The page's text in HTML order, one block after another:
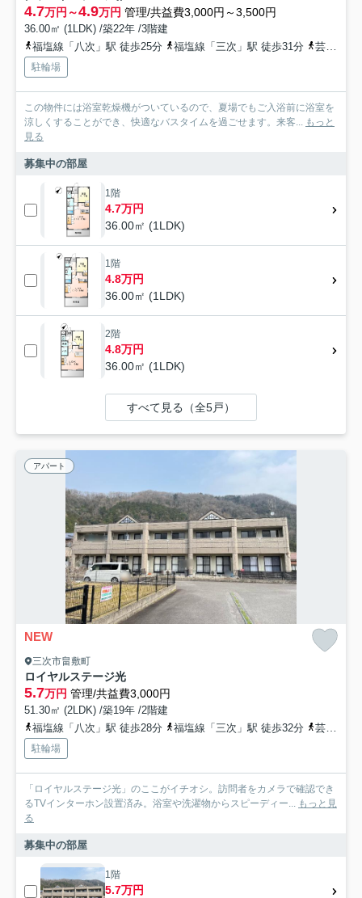
4.7万円～4.9万円 管理/共益費3,000円～3,500円
36.00㎡ (1LDK) /築22年 /3階建
福塩線「八次」駅 徒歩25分
福塩線「三次」駅 徒歩31分 芸備線「西三次」駅 徒歩50分
駐輪場
この物件には浴室乾燥機がついているので、夏場でもご入浴前に浴室を
涼しくすることができ、快適なバスタイムを過ごせます。来客... もっと
見る
募集中の部屋
1階
4.7万円
36.00㎡ (1LDK)
1階
4.8万円
36.00㎡ (1LDK)
2階
4.8万円
36.00㎡ (1LDK)
すべて見る（全5戸）
アパート
NEW
三次市畠敷町
ロイヤルステージ光
5.7万円 管理/共益費3,000円
51.30㎡ (2LDK) /築19年 /2階建
福塩線「八次」駅 徒歩28分
福塩線「三次」駅 徒歩32分 芸備線「西三次」駅 徒歩51分
駐輪場
「ロイヤルステージ光」のここがイチオシ。訪問者をカメラで確認でき
るTVインターホン設置済み。浴室や洗濯物からスピーディー... もっと見
る
募集中の部屋
1階
5.7万円